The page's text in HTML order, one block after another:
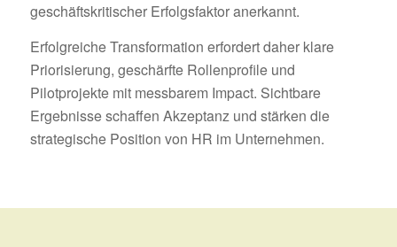
geschäftskritischer Erfolgsfaktor anerkannt.
Erfolgreiche Transformation erfordert daher klare
Priorisierung, geschärfte Rollenprofile und
Pilotprojekte mit messbarem Impact. Sichtbare
Ergebnisse schaffen Akzeptanz und stärken die
strategische Position von HR im Unternehmen.